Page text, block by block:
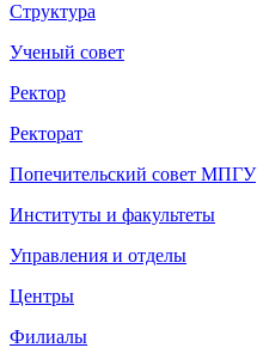
Структура
Ученый совет
Ректор
Ректорат
Попечительский совет МПГУ
Институты и факультеты
Управления и отделы
Центры
Филиалы